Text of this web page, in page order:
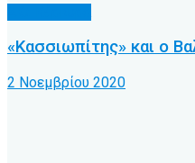
«Κασσιωπίτης» και ο
2 Νοεμβρίου 2020